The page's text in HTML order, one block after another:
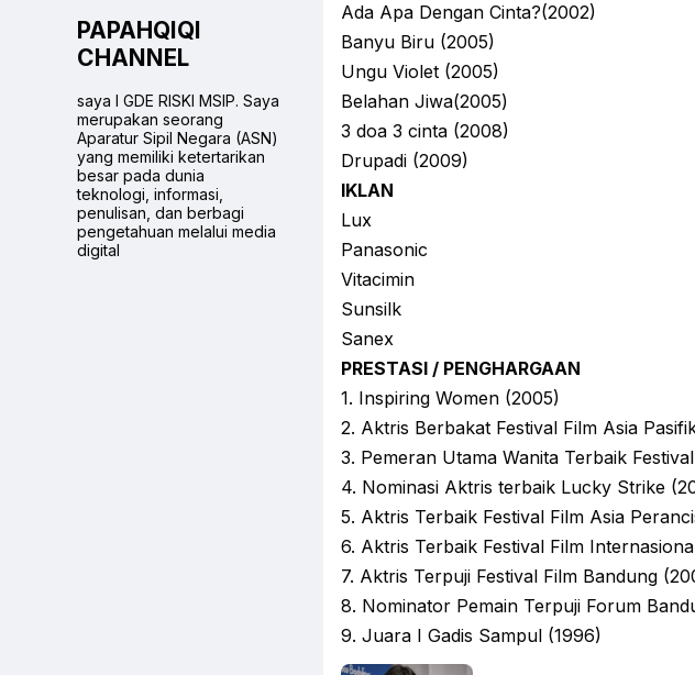
PAPAHQIQI
CHANNEL
saya I GDE RISKI MSIP. Saya
merupakan seorang
Aparatur Sipil Negara (ASN)
yang memiliki ketertarikan
besar pada dunia
teknologi, informasi,
penulisan, dan berbagi
pengetahuan melalui media
digital
Ada Apa Dengan Cinta?(2002)
Banyu Biru (2005)
Ungu Violet (2005)
Belahan Jiwa(2005)
3 doa 3 cinta (2008)
Drupadi (2009)
IKLAN
Lux
Panasonic
Vitacimin
Sunsilk
Sanex
PRESTASI / PENGHARGAAN
1. Inspiring Women (2005)
2. Aktris Berbakat Festival Film Asia
3. Pemeran Utama Wanita Terbaik
4. Nominasi Aktris terbaik Lucky Strike
5. Aktris Terbaik Festival Film Asia
6. Aktris Terbaik Festival Film
7. Aktris Terpuji Festival Film Bandung
8. Nominator Pemain Terpuji Forum
9. Juara I Gadis Sampul (1996)